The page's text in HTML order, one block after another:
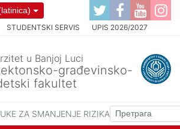
STUDENTSKI SERVIS UPIS 2026/2027
u Banjoj Luci
građevinsko-
fakultet
ZA SMANJENJE RIZIKA OD INFEKCIJE